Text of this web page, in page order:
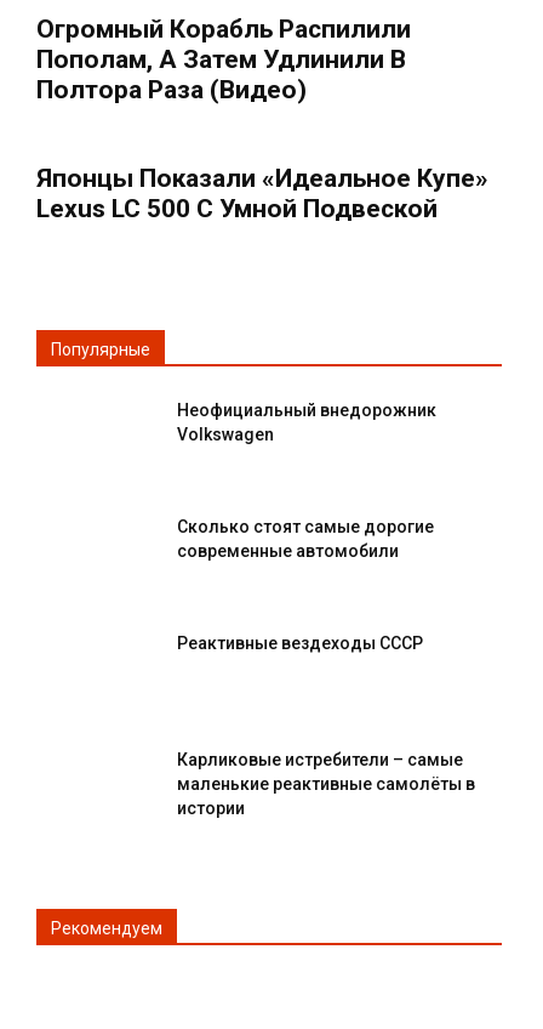
Огромный Корабль Распилили
Пополам, А Затем Удлинили В
Полтора Раза (Видео)
Японцы Показали «идеальное Купе»
Lexus LC 500 С Умной Подвеской
Популярные
Неофициальный внедорожник
Volkswagen
Сколько стоят самые дорогие
современные автомобили
Реактивные вездеходы СССР
Карликовые истребители – самые
маленькие реактивные самолёты в
истории
Рекомендуем